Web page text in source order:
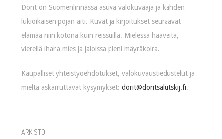
Dorit on Suomenlinnassa asuva valokuvaaja ja kahden
lukioikäisen pojan äiti. Kuvat ja kirjoitukset seuraavat
elämää niin kotona kuin reissuilla. Mielessä haaveita,
vierellä ihana mies ja jaloissa pieni mäyräkoira.
Kaupalliset yhteistyöehdotukset, valokuvaustiedustelut ja
mieltä askarruttavat kysymykset:dorit@doritsalutskij.fi.
ARKISTO